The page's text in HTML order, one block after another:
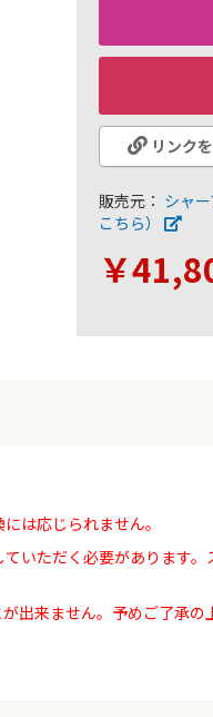
リンク
販売元： シャ
こちら）
￥
は応じられません。
いただく必要があります
出来ません。予めご了承の